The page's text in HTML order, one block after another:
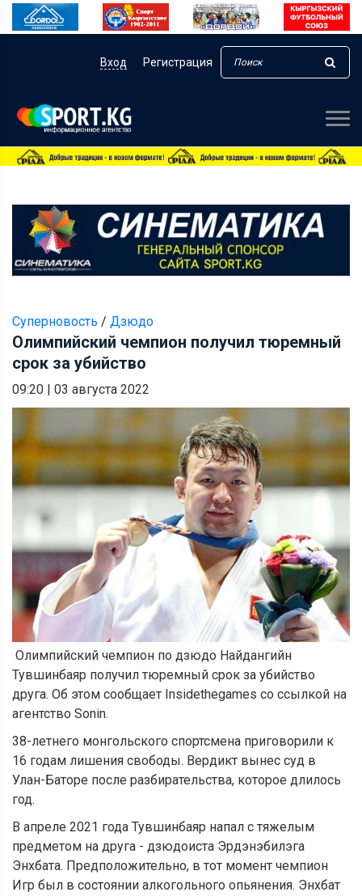
Вход Регистрация
Суперновость / Дзюдо
Олимпийский чемпион получил тюремный
срок за убийство
09:20 | 03 августа 2022
Олимпийский чемпион по дзюдо Найдангийн
Тувшинбаяр получил тюремный срок за убийство
друга. Об этом сообщает Insidethegames со ссылкой на
агентство Sonin.
38-летнего монгольского спортсмена приговорили к
16 годам лишения свободы. Вердикт вынес суд в
Улан-Баторе после разбирательства, которое длилось
год.
В апреле 2021 года Тувшинбаяр напал с тяжелым
предметом на друга - дзюдоиста Эрдэнэбилэга
Энхбата. Предположительно, в тот момент чемпион
Игр был в состоянии алкогольного опьянения. Энхбат